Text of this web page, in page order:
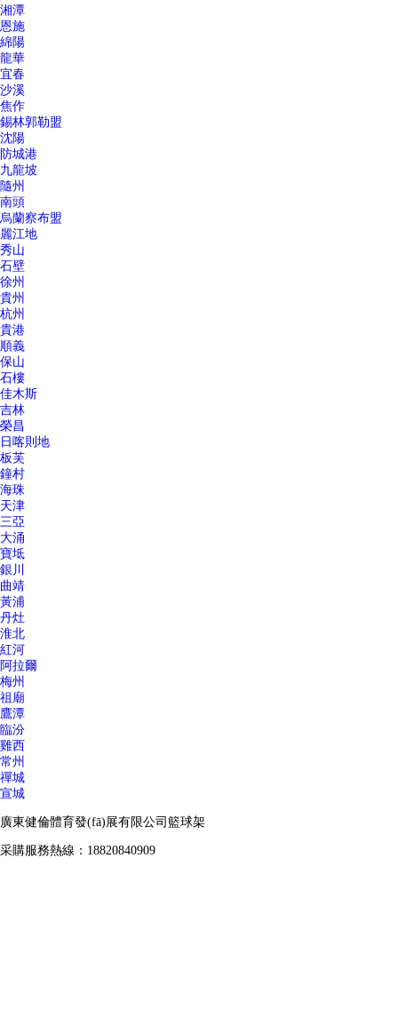
湘潭
恩施
綿陽
龍華
宜春
沙溪
焦作
錫林郭勒盟
沈陽
防城港
九龍坡
隨州
南頭
烏蘭察布盟
麗江地
秀山
石壁
徐州
貴州
杭州
貴港
順義
保山
石樓
佳木斯
吉林
榮昌
日喀則地
板芙
鐘村
海珠
天津
三亞
大涌
寶坻
銀川
曲靖
黃浦
丹灶
淮北
紅河
阿拉爾
梅州
祖廟
鷹潭
臨汾
雞西
常州
禪城
宣城
廣東健倫體育發(fā)展有限公司籃球架
采購服務熱線：18820840909